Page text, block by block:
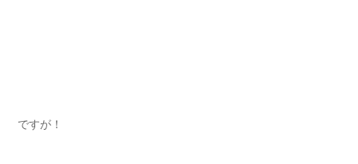
ですが！